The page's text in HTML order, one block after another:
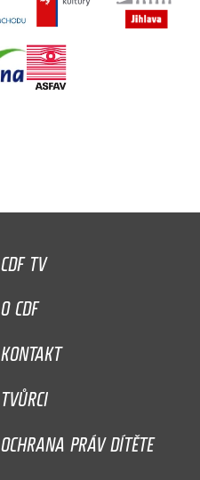
CDF TV
O CDF
KONTAKT
TVŮRCI
OCHRANA PRÁV DÍTĚTE